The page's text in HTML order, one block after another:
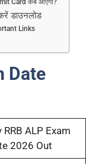
डाउनलोड
Links
Date
RRB ALP Exam
2026 Out